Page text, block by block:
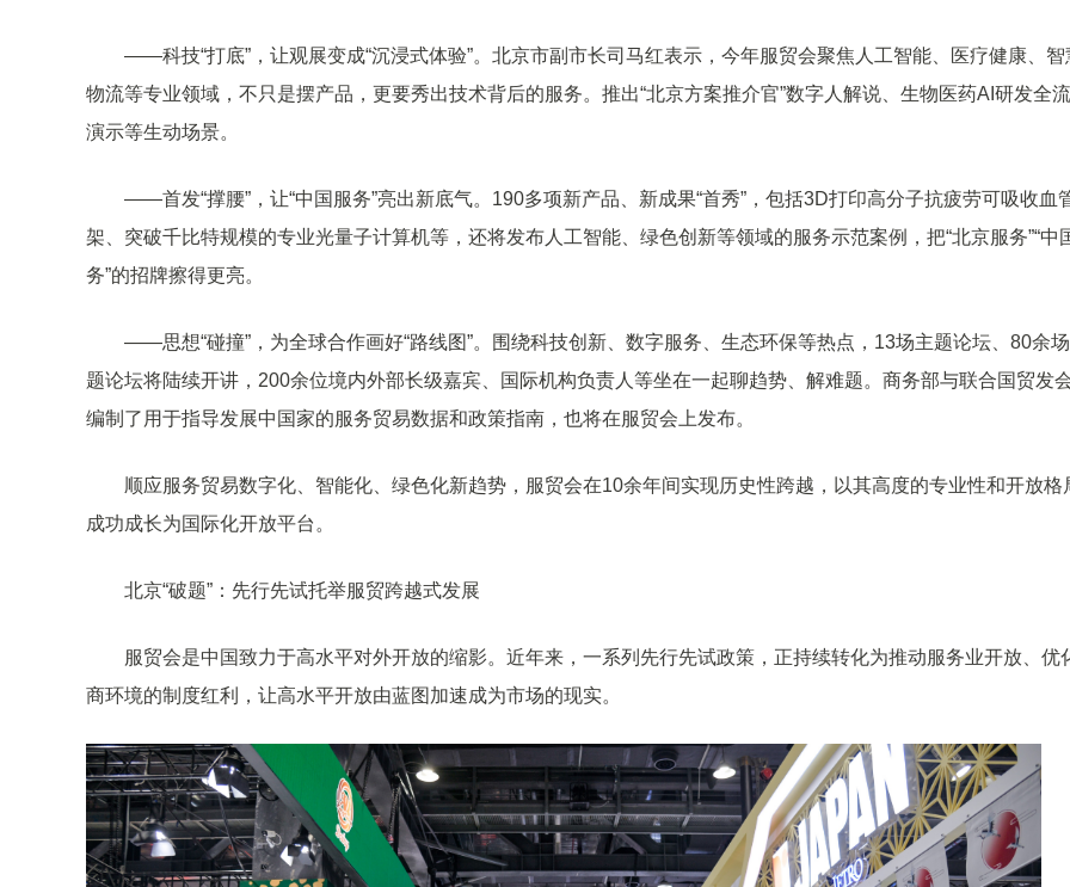
——科技“打底”，让观展变成“沉浸式体验”。北京市副市长司马红表示，今年服贸会聚焦人工智能、医疗健康、智
物流等专业领域，不只是摆产品，更要秀出技术背后的服务。推出“北京方案推介官”数字人解说、生物医药AI研发全
演示等生动场景。
——首发“撑腰”，让“中国服务”亮出新底气。190多项新产品、新成果“首秀”，包括3D打印高分子抗疲劳可吸收血
架、突破千比特规模的专业光量子计算机等，还将发布人工智能、绿色创新等领域的服务示范案例，把“北京服务”“中
务”的招牌擦得更亮。
——思想“碰撞”，为全球合作画好“路线图”。围绕科技创新、数字服务、生态环保等热点，13场主题论坛、80余
题论坛将陆续开讲，200余位境内外部长级嘉宾、国际机构负责人等坐在一起聊趋势、解难题。商务部与联合国贸发
编制了用于指导发展中国家的服务贸易数据和政策指南，也将在服贸会上发布。
顺应服务贸易数字化、智能化、绿色化新趋势，服贸会在10余年间实现历史性跨越，以其高度的专业性和开放格
成功成长为国际化开放平台。
北京“破题”：先行先试托举服贸跨越式发展
服贸会是中国致力于高水平对外开放的缩影。近年来，一系列先行先试政策，正持续转化为推动服务业开放、优
商环境的制度红利，让高水平开放由蓝图加速成为市场的现实。